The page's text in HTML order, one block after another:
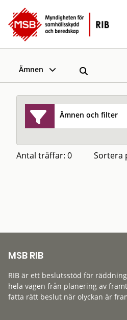
Ämnen
Ämnen och filter
Antal träffar: 0 Sortera
MSB RIB
RIB är ett beslutsstöd för
hela vägen från planering av
fatta rätt beslut när olyckan är